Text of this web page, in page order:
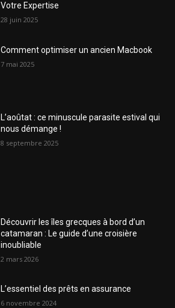
Votre Expertise
28 juin 2025
Comment optimiser un ancien Macbook
7 mai 2025
L’aoûtat : ce minuscule parasite estival qui
nous démange !
8 septembre 2025
Découvrir les îles grecques à bord d’un
catamaran : Le guide d’une croisière
inoubliable
2 mars 2026
L’essentiel des prêts en assurance
6 novembre 2024